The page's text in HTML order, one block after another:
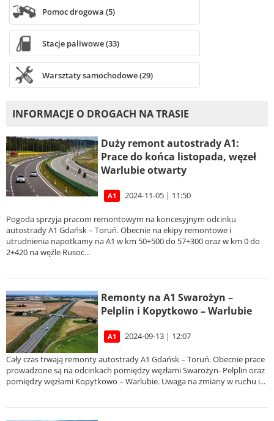
Pomoc drogowa (5)
Stacje paliwowe (33)
Warsztaty samochodowe (29)
INFORMACJE O DROGACH NA TRASIE
Duży remont autostrady A1:
Prace do końca listopada, węzeł
Warlubie otwarty
A1 2024-11-05 | 11:50
Pogoda sprzyja pracom remontowym na koncesyjnym odcinku
autostrady A1 Gdańsk – Toruń. Obecnie na ekipy remontowe i
utrudnienia napotkamy na A1 w km 50+500 do 57+300 oraz w km 0 do
2+420 na węźle Rusoc...
Remonty na A1 Swarożyn –
Pelplin i Kopytkowo – Warlubie
A1 2024-09-13 | 12:07
Cały czas trwają remonty autostrady A1 Gdańsk – Toruń. Obecnie prace
prowadzone są na odcinkach pomiędzy węzłami Swarożyn- Pelplin oraz
pomiędzy węzłami Kopytkowo – Warlubie. Uwaga na zmiany w ruchu i...